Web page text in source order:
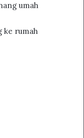
umah
ke rumah